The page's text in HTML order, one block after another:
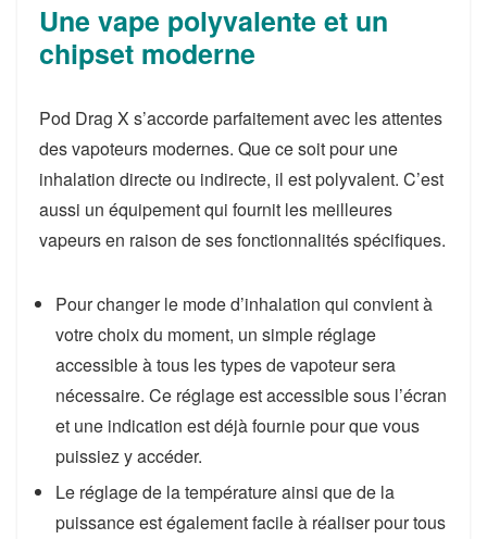
Une vape polyvalente et un
chipset moderne
Pod Drag X s’accorde parfaitement avec les attentes
des vapoteurs modernes. Que ce soit pour une
inhalation directe ou indirecte, il est polyvalent. C’est
aussi un équipement qui fournit les meilleures
vapeurs en raison de ses fonctionnalités spécifiques.
Pour changer le mode d’inhalation qui convient à
votre choix du moment, un simple réglage
accessible à tous les types de vapoteur sera
nécessaire. Ce réglage est accessible sous l’écran
et une indication est déjà fournie pour que vous
puissiez y accéder.
Le réglage de la température ainsi que de la
puissance est également facile à réaliser pour tous